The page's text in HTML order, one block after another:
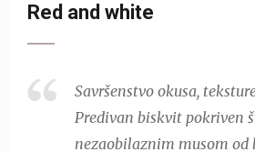
Red and white
Savršenstvo okusa,
Predivan biskvit pokriven
nezaobilaznim musom od